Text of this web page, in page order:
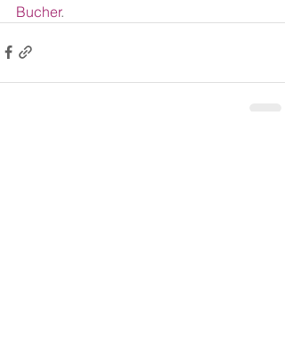
Bucher.